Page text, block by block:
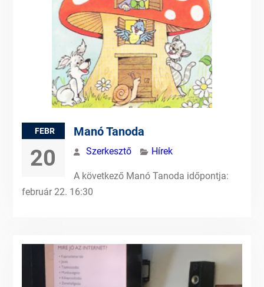
FEBR
20
Manó Tanoda
Szerkesztő Hírek
A következő Manó Tanoda időpontja:
február 22. 16:30